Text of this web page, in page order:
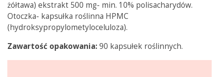
żółtawa) ekstrakt 500 mg- min. 10% polisacharydów.
Otoczka- kapsułka roślinna HPMC
(hydroksypropylometyloceluloza).
Zawartość opakowania:90 kapsułek roślinnych.